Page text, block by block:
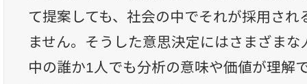
て提案しても、社会の中でそれが採用さ
ません。そうした意思決定にはさまざま
中の誰か1人でも分析の意味や価値が理解